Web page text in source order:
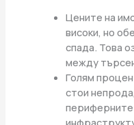
Цените на
високи, но
спада. Това
между
Голям
стои
периферните